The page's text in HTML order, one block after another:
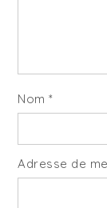
Nom*
Adresse de